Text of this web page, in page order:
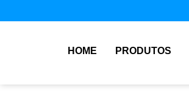
HOME PRODUTOS